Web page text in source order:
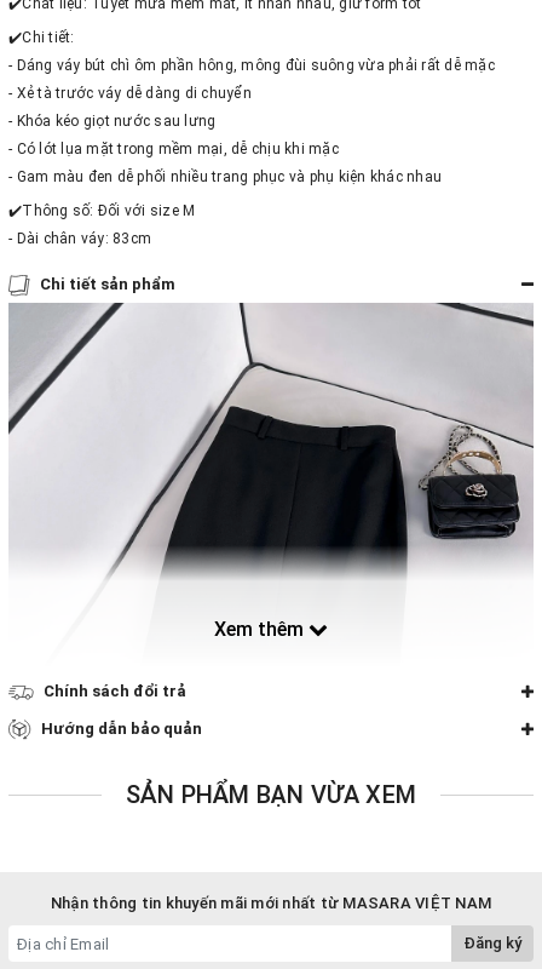
✔️Chất liệu: Tuyết mưa mềm mát, ít nhăn nhàu, giữ form tốt
✔️Chi tiết:
- Dáng váy bút chì ôm phần hông, mông đùi suông vừa phải rất dễ mặc
- Xẻ tà trước váy dễ dàng di chuyển
- Khóa kéo giọt nước sau lưng
- Có lót lụa mặt trong mềm mại, dễ chịu khi mặc
- Gam màu đen dễ phối nhiều trang phục và phụ kiện khác nhau
✔️Thông số: Đối với size M
- Dài chân váy: 83cm
Chi tiết sản phẩm
Xem thêm
Chính sách đổi trả
Hướng dẫn bảo quản
SẢN PHẨM BẠN VỪA XEM
Nhận thông tin khuyến mãi mới nhất từ MASARA VIỆT NAM
Đăng ký